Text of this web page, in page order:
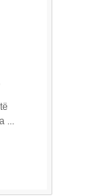
...